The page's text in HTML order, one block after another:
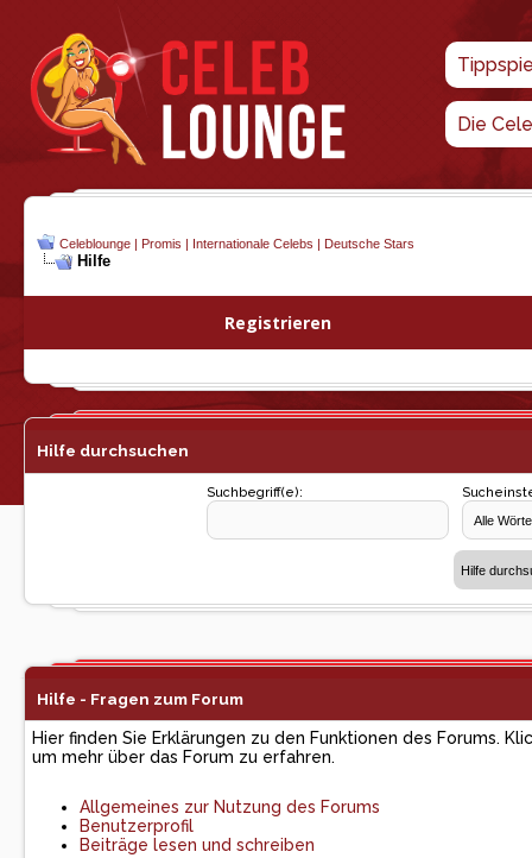
Die
Celeblounge | Promis | Internationale Celebs | Deutsche Stars
Hilfe
Registrieren
Hilfe durchsuchen
Suchbegriff(e):
Hilfe - Fragen zum Forum
Hier finden Sie Erklärungen zu den Funktionen des Forums.
um mehr über das Forum zu erfahren.
Allgemeines zur Nutzung des Forums
Benutzerprofil
Beiträge lesen und schreiben